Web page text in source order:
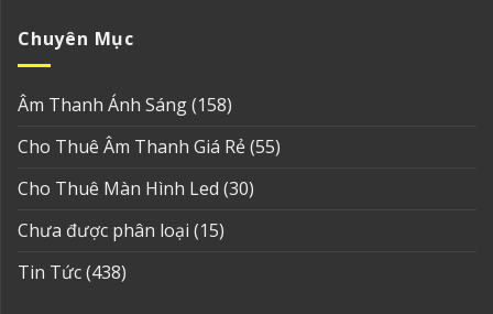
Chuyên Mục
Âm Thanh Ánh Sáng(158)
Cho Thuê Âm Thanh Giá Rẻ(55)
Cho Thuê Màn Hình Led (30)
Chưa được phân loại (15)
Tin Tức(438)